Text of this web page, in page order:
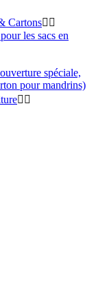
Cartons 
les sacs en
spéciale,
pour mandrins)
 